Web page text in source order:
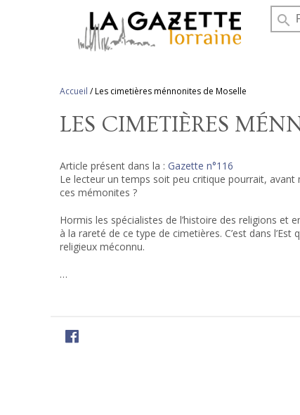
search
Accueil /Les cimetières ménnonites de Moselle
LES CIMETIÈRES
Article présent dans la : Gazette n°116
Le lecteur un temps soit peu critique pourrait,
ces mémonites ?
Hormis les spécialistes de l’histoire des religions
à la rareté de ce type de cimetières. C’est dans
religieux méconnu.
…